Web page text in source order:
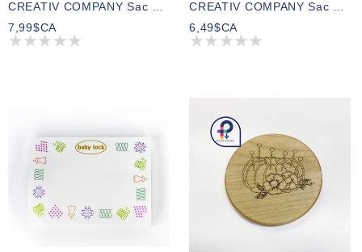
7,99$CA
6,49$CA